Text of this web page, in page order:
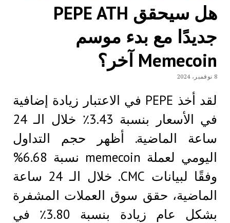
هل سيحقق PEPE ATH
جديدًا مع بدء موسم
Memecoin آخر؟
8 نوفمبر، 2024
لقد أخذ PEPE في الاعتبار زيادة إضافية
في الأسعار بنسبة 3.43٪ خلال الـ 24
ساعة الماضية. أظهر حجم التداول
اليومي لعملة memecoin نسبة 6.68%
وفقًا لبيانات CMC. خلال الـ 24 ساعة
الماضية، حقق سوق العملات المشفرة
بشكل عام زيادة بنسبة 3.80٪ في